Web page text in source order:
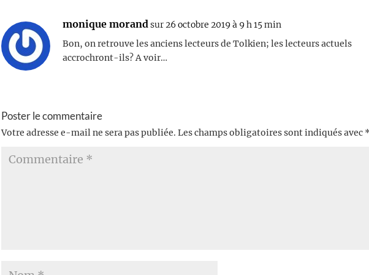
monique morand sur 26 octobre 2019 à 9 h 15 min
Bon, on retrouve les anciens lecteurs de Tolkien; les lecteurs actuels
accrochront-ils? A voir…
Poster le commentaire
Votre adresse e-mail ne sera pas publiée. Les champs obligatoires sont indiqués avec *